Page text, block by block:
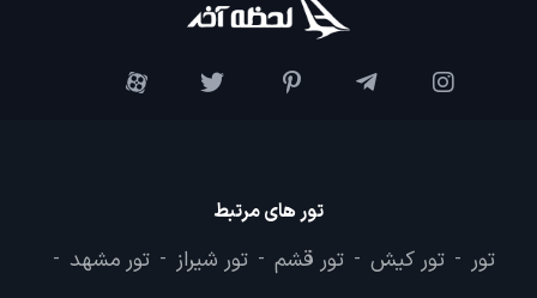
تور های مرتبط
تور - تور کیش - تور قشم - تور شیراز - تور مشهد -